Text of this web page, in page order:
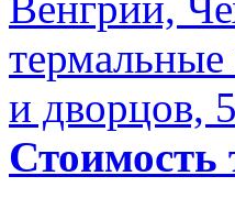
и дворцов,
Стоимость